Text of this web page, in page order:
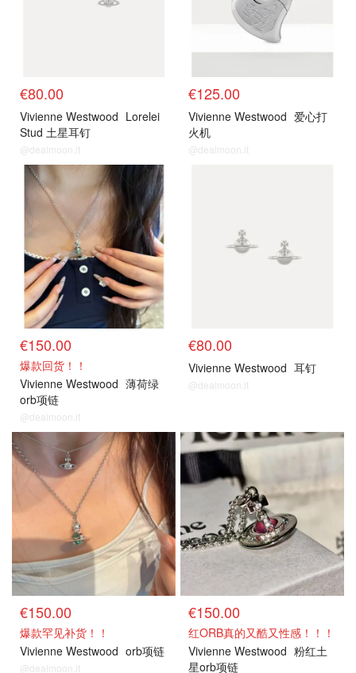
€80.00
Vivienne Westwood Lorelei
Stud 土星耳钉
@dealmoon.it
€125.00
Vivienne Westwood 爱心打
火机
@dealmoon.it
€150.00
爆款回货！！
Vivienne Westwood 薄荷绿
orb项链
@dealmoon.it
€80.00
Vivienne Westwood 耳钉
@dealmoon.it
€150.00
爆款罕见补货！！
Vivienne Westwood orb项链
@dealmoon.it
€150.00
红ORB真的又酷又性感！！！
Vivienne Westwood 粉红土
星orb项链